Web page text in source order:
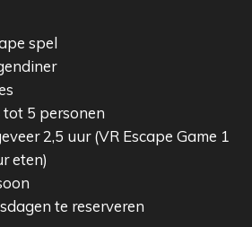
spel
tot 5 personen
2,5 uur (VR Escape Game 1
eten)
te reserveren